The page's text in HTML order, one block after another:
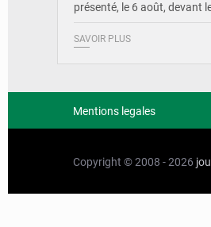
présenté, le 6 août, devant
SAVOIR PLUS
Mentions legales
Copyright © 2008 - 2026